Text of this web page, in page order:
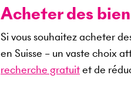
Acheter des
Si vous souhaitez acheter
en Suisse – un vaste choix
recherche gratuitet de